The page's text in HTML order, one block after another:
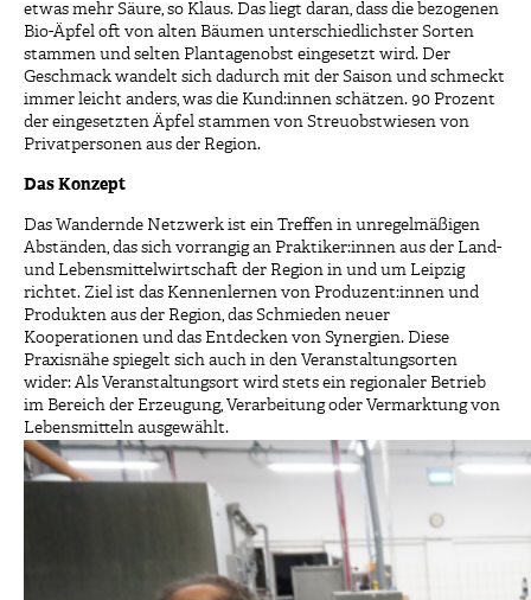
etwas mehr Säure, so Klaus. Das liegt daran, dass die bezogenen
Bio-Äpfel oft von alten Bäumen unterschiedlichster Sorten
stammen und selten Plantagenobst eingesetzt wird. Der
Geschmack wandelt sich dadurch mit der Saison und schmeckt
immer leicht anders, was die Kund:innen schätzen. 90 Prozent
der eingesetzten Äpfel stammen von Streuobstwiesen von
Privatpersonen aus der Region.
Das Konzept
Das Wandernde Netzwerk ist ein Treffen in unregelmäßigen
Abständen, das sich vorrangig an Praktiker:innen aus der Land-
und Lebensmittelwirtschaft der Region in und um Leipzig
richtet. Ziel ist das Kennenlernen von Produzent:innen und
Produkten aus der Region, das Schmieden neuer
Kooperationen und das Entdecken von Synergien. Diese
Praxisnähe spiegelt sich auch in den Veranstaltungsorten
wider: Als Veranstaltungsort wird stets ein regionaler Betrieb
im Bereich der Erzeugung, Verarbeitung oder Vermarktung von
Lebensmitteln ausgewählt.